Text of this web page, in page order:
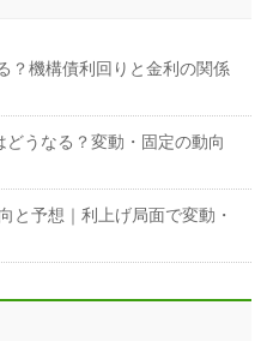
？機構債利回りと金利の関係
うなる？変動・固定の動向
と予想｜利上げ局面で変動・